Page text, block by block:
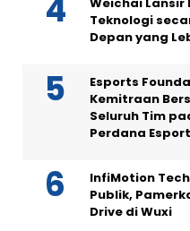
Weichai Lansir
Teknologi
Depan yang
Esports
Kemitraan
Seluruh Tim
Perdana
InfiMotion
Publik,
Drive di Wuxi